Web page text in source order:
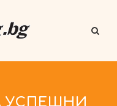
УСПЕШНИ